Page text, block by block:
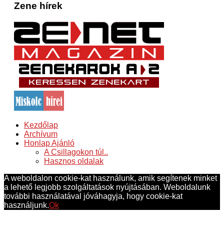
Zene hírek
Kezdőlap
Archívum
Honlap Ajánló
A Csillagokon túl..
Hasznos oldalak
A weboldalon cookie-kat használunk, amik segítenek minket
a lehető legjobb szolgáltatások nyújtásában. Weboldalunk
további használatával jóváhagyja, hogy cookie-kat
használjunk.Ok